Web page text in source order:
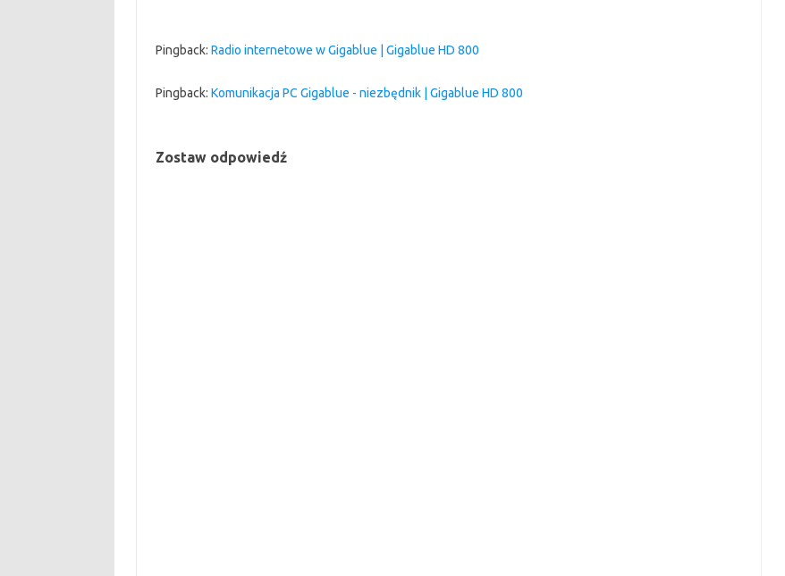
Pingback: Radio internetowe w Gigablue | Gigablue HD 800
Pingback: Komunikacja PC Gigablue - niezbędnik | Gigablue HD 800
Zostaw odpowiedź